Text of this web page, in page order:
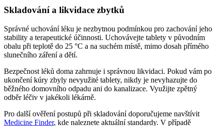
Skladování a likvidace zbytků
Správné uchování léku je nezbytnou podmínkou pro zachování jeho
stability a terapeutické účinnosti. Uchovávejte tablety v původním
obalu při teplotě do 25 °C a na suchém místě, mimo dosah přímého
slunečního záření a dětí.
Bezpečnost léků doma zahrnuje i správnou likvidaci. Pokud vám po
ukončení kúry zbyly nevyužité tablety, nikdy je nevyhazujte do
běžného domovního odpadu ani do kanalizace. Využijte zpětný
odběr léčiv v jakékoli lékárně.
Pro další ověření postupů při skladování doporučujeme navštívit
Medicine Finder, kde naleznete aktuální standardy. V případě